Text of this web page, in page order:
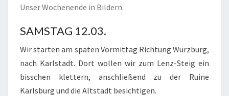
Unser Wochenende in Bildern.
SAMSTAG 12.03.
Wir starten am späten Vormittag Richtung Würzburg,
nach Karlstadt. Dort wollen wir zum Lenz-Steig ein
bisschen klettern, anschließend zu der Ruine
Karlsburg und die Altstadt besichtigen.